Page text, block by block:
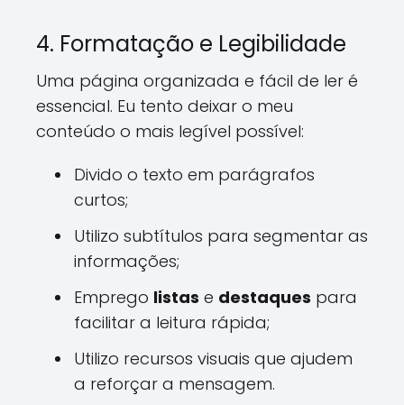
4. Formatação e Legibilidade
Uma página organizada e fácil de ler é
essencial. Eu tento deixar o meu
conteúdo o mais legível possível:
Divido o texto em parágrafos
curtos;
Utilizo subtítulos para segmentar as
informações;
Emprego listas e destaques para
facilitar a leitura rápida;
Utilizo recursos visuais que ajudem
a reforçar a mensagem.